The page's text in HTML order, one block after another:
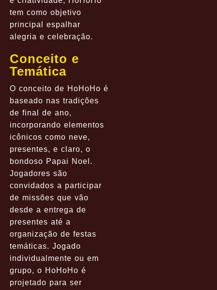
tem como objetivo
principal espalhar
alegria e celebração.
Conceito e
Temática
O conceito de HoHoHo é
baseado nas tradições
de final de ano,
incorporando elementos
icônicos como neve,
presentes, e claro, o
bondoso Papai Noel.
Jogadores são
convidados a participar
de missões que vão
desde a entrega de
presentes até a
organização de festas
temáticas. Jogado
individualmente ou em
grupo, o HoHoHo é
projetado para ser